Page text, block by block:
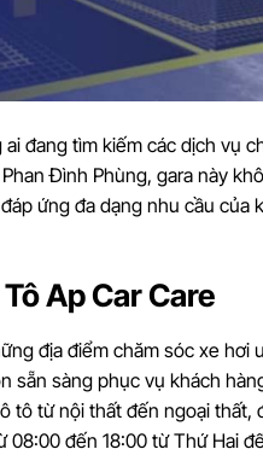
đang tìm kiếm các dịch vụ
Đình Phùng, gara này
ứng đa dạng nhu cầu
Ap Car Care
địa điểm chăm sóc xe
sẵn sàng phục vụ khách
tô từ nội thất đến ngoại thất,
đến 18:00 từ Thứ Hai